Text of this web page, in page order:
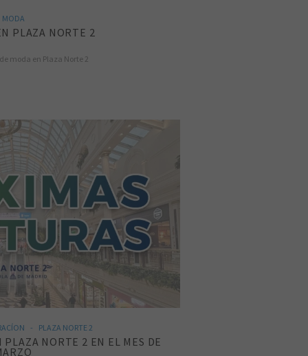
MODA
PLAZA NORTE 2
moda en Plaza Norte 2
PLAZA NORTE 2
PLAZA NORTE 2 EN EL MES DE